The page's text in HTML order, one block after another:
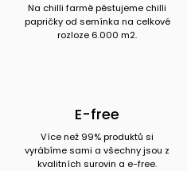
Na chilli farmě pěstujeme chilli
papričky od semínka na celkové
rozloze 6.000 m2.
E-free
Více než 99% produktů si
vyrábíme sami a všechny jsou z
kvalitních surovin a e-free.